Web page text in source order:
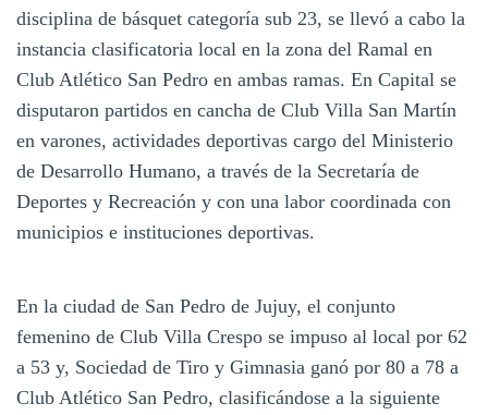
disciplina de básquet categoría sub 23, se llevó a cabo la
instancia clasificatoria local en la zona del Ramal en
Club Atlético San Pedro en ambas ramas. En Capital se
disputaron partidos en cancha de Club Villa San Martín
en varones, actividades deportivas cargo del Ministerio
de Desarrollo Humano, a través de la Secretaría de
Deportes y Recreación y con una labor coordinada con
municipios e instituciones deportivas.
En la ciudad de San Pedro de Jujuy, el conjunto
femenino de Club Villa Crespo se impuso al local por 62
a 53 y, Sociedad de Tiro y Gimnasia ganó por 80 a 78 a
Club Atlético San Pedro, clasificándose a la siguiente